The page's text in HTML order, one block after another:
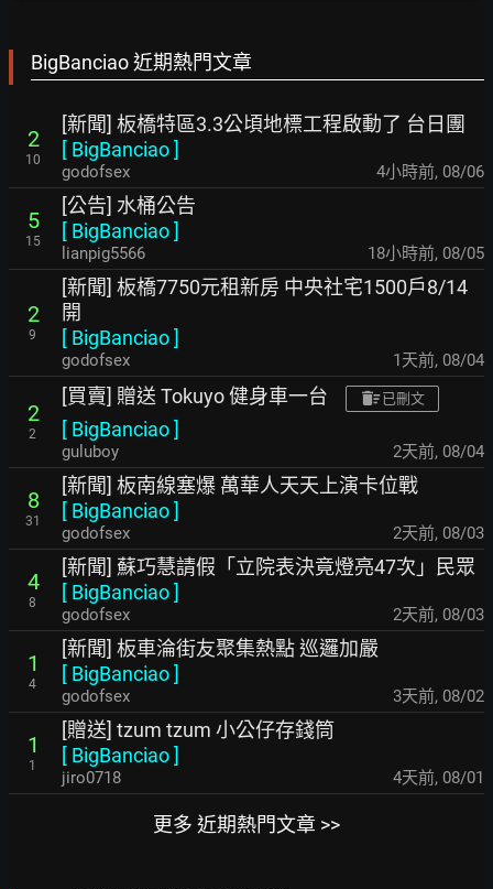
BigBanciao 近期熱門文章
2
10
[新聞] 板橋特區3.3公頃地標工程啟動了 台日團
[ BigBanciao]
godofsex 4小時前, 08/06
5
15
[公告] 水桶公告
[ BigBanciao]
lianpig5566 18小時前, 08/05
2
9
[新聞] 板橋7750元租新房 中央社宅1500戶8/14
開
[ BigBanciao]
godofsex 1天前, 08/04
2
2
[買賣] 贈送 Tokuyo 健身車一台 已刪文
[ BigBanciao]
guluboy 2天前, 08/04
8
31
[新聞] 板南線塞爆 萬華人天天上演卡位戰
[ BigBanciao]
godofsex 2天前, 08/03
4
8
[新聞] 蘇巧慧請假「立院表決竟燈亮47次」民眾
[ BigBanciao]
godofsex 2天前, 08/03
1
4
[新聞] 板車淪街友聚集熱點 巡邏加嚴
[ BigBanciao]
godofsex 3天前, 08/02
1
1
[贈送] tzum tzum 小公仔存錢筒
[ BigBanciao]
jiro0718 4天前, 08/01
更多 近期熱門文章 >>